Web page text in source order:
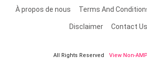
À propos de nous Terms And
Disclaimer Contact Us
All Rights Reserved View Non-